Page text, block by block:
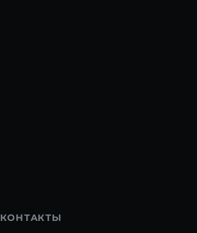
КОНТАКТЫ